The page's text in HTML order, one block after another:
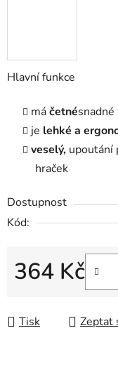
Hlavní funkce
máčetné
je lehké a
veselý, upoutání
hraček
Dostupnost
Kód:
364 Kč
Tisk Zeptat